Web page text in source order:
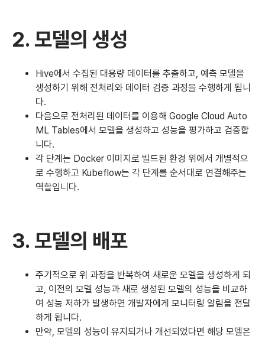
2. 모델의 생성
Hive에서 수집된 대용량 데이터를 추출하고, 예측 모델을
생성하기 위해 전처리와 데이터 검증 과정을 수행하게 됩니
다.
다음으로 전처리된 데이터를 이용해 Google Cloud Auto
ML Tables에서 모델을 생성하고 성능을 평가하고 검증합
니다.
각 단계는 Docker 이미지로 빌드된 환경 위에서 개별적으
로 수행하고 Kubeflow는 각 단계를 순서대로 연결해주는
역할입니다.
3. 모델의 배포
주기적으로 위 과정을 반복하여 새로운 모델을 생성하게 되
고, 이전의 모델 성능과 새로 생성된 모델의 성능을 비교하
여 성능 저하가 발생하면 개발자에게 모니터링 알림을 전달
하게 됩니다.
만약, 모델의 성능이 유지되거나 개선되었다면 해당 모델은